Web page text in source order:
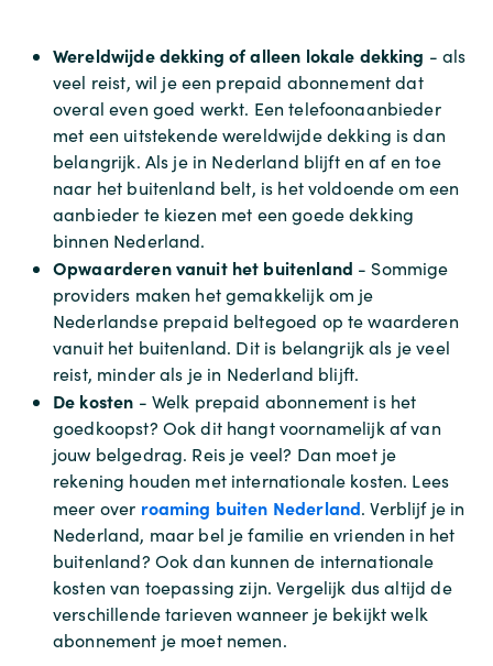
Wereldwijde dekking of alleen lokale dekking - als
veel reist, wil je een prepaid abonnement dat
overal even goed werkt. Een telefoonaanbieder
met een uitstekende wereldwijde dekking is dan
belangrijk. Als je in Nederland blijft en af en toe
naar het buitenland belt, is het voldoende om een
aanbieder te kiezen met een goede dekking
binnen Nederland.
Opwaarderen vanuit het buitenland - Sommige
providers maken het gemakkelijk om je
Nederlandse prepaid beltegoed op te waarderen
vanuit het buitenland. Dit is belangrijk als je veel
reist, minder als je in Nederland blijft.
De kosten - Welk prepaid abonnement is het
goedkoopst? Ook dit hangt voornamelijk af van
jouw belgedrag. Reis je veel? Dan moet je
rekening houden met internationale kosten. Lees
meer over roaming buiten Nederland. Verblijf je in
Nederland, maar bel je familie en vrienden in het
buitenland? Ook dan kunnen de internationale
kosten van toepassing zijn. Vergelijk dus altijd de
verschillende tarieven wanneer je bekijkt welk
abonnement je moet nemen.